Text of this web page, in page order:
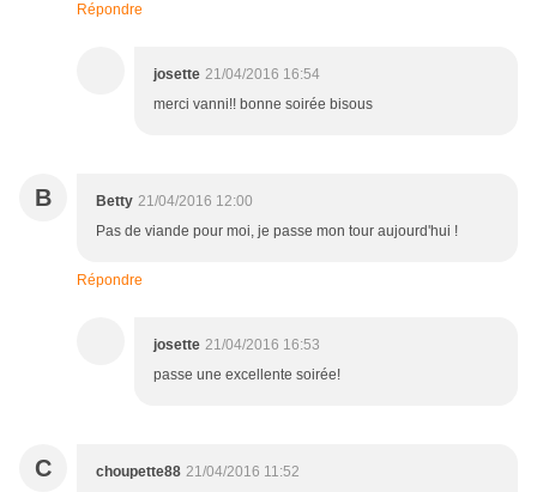
Répondre
josette 21/04/2016 16:54
merci vanni!! bonne soirée bisous
B Betty 21/04/2016 12:00
Pas de viande pour moi, je passe mon tour aujourd'hui !
Répondre
josette 21/04/2016 16:53
passe une excellente soirée!
C choupette88 21/04/2016 11:52